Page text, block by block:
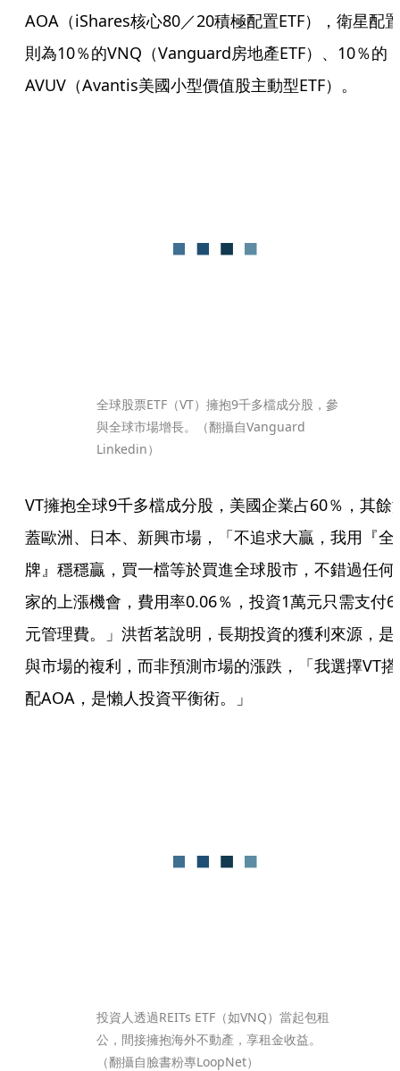
AOA（iShares核心80／20積極配置ETF），衛星配置
則為10％的VNQ（Vanguard房地產ETF）、10％的
AVUV（Avantis美國小型價值股主動型ETF）。
全球股票ETF（VT）擁抱9千多檔成分股，參
與全球市場增長。（翻攝自Vanguard
Linkedin）
VT擁抱全球9千多檔成分股，美國企業占60％，其餘
蓋歐洲、日本、新興市場，「不追求大贏，我用『全
牌』穩穩贏，買一檔等於買進全球股市，不錯過任何
家的上漲機會，費用率0.06％，投資1萬元只需支付6
元管理費。」洪哲茗說明，長期投資的獲利來源，是
與市場的複利，而非預測市場的漲跌，「我選擇VT搭
配AOA，是懶人投資平衡術。」
投資人透過REITs ETF（如VNQ）當起包租
公，間接擁抱海外不動產，享租金收益。
（翻攝自臉書粉專LoopNet）